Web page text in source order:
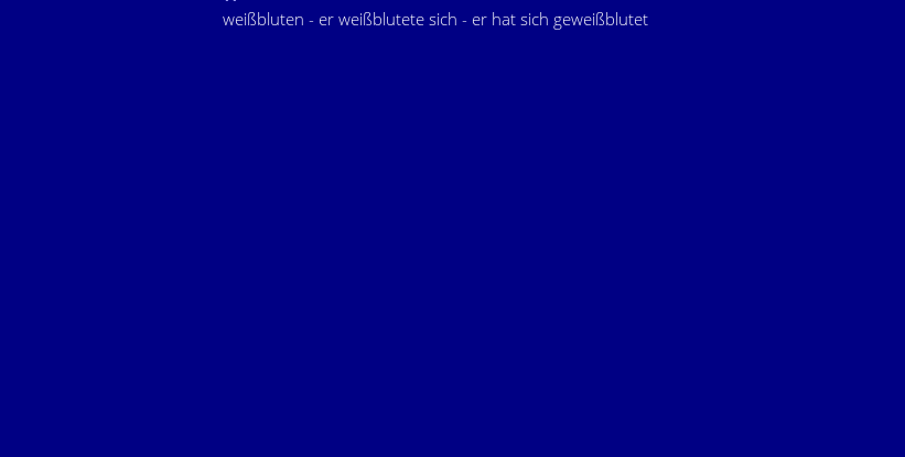
weißbluten - er weißblutete sich - er hat sich geweißblutet